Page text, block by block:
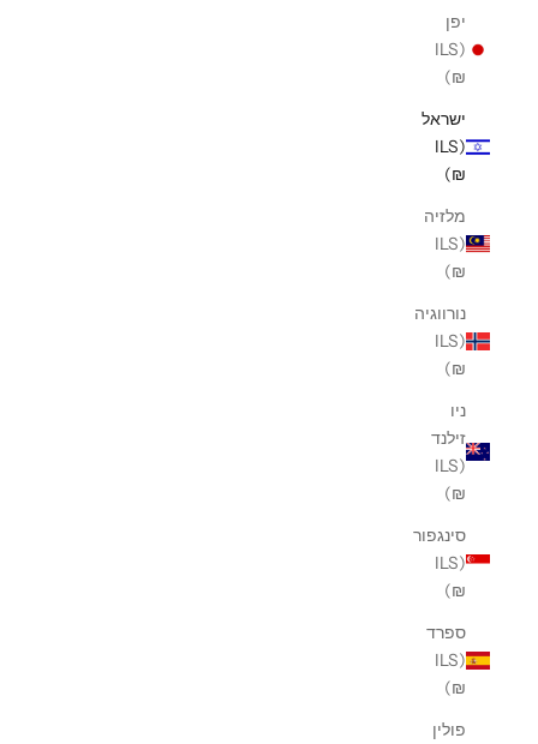
יפן
(ILS
₪)
ישראל
(ILS
₪)
מלזיה
(ILS
₪)
נורווגיה
(ILS
₪)
ניו
זילנד
(ILS
₪)
סינגפור
(ILS
₪)
ספרד
(ILS
₪)
פולין